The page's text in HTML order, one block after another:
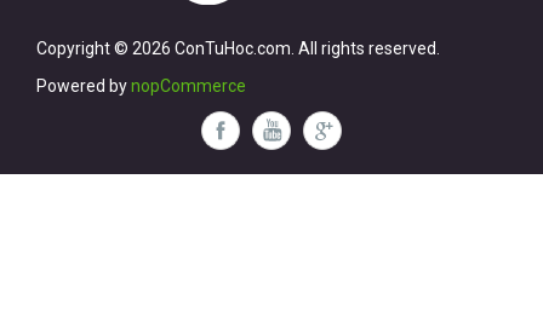
Copyright © 2026 ConTuHoc.com. All rights reserved.
Powered bynopCommerce